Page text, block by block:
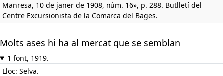
Manresa, 10 de janer de 1908, núm. 16», p. 288. Butlletí del
Centre Excursionista de la Comarca del Bages.
Molts ases hi ha al mercat que se semblan
1 font, 1919.
Lloc: Selva.